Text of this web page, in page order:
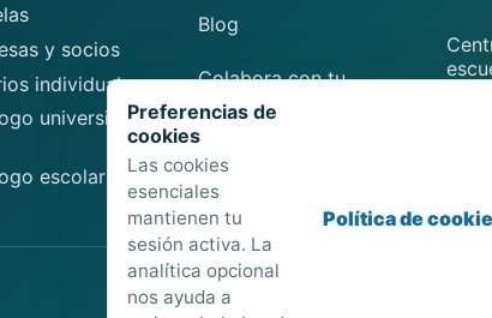
y socios
individuales
universitario
escolar PDF
Blog
Colabora con tu
laboratorio
Sugerir un laboratorio
Preferencias de
cookies
Las cookies
esenciales
mantienen tu
sesión activa. La
analítica opcional
nos ayuda a
Política de